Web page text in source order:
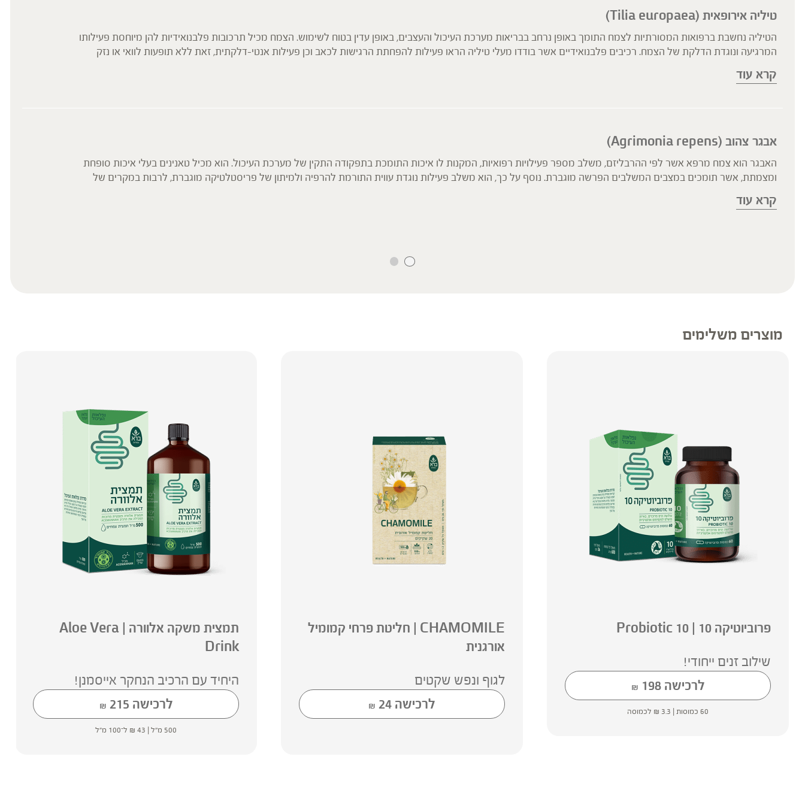
טיליה אירופאית (Tilia europaea)
הטיליה נחשבת ברפואות המסורתיות לצמח התומך באופן נרחב בבריאות מערכת העיכול והעצבים, באופן עדין בטוח לשימוש. הצמח מכיל תרכובות פלבנואידיות להן מיוחסת פעילותו
המרגיעה ונוגדת הדלקת של הצמח. רכיבים פלבנואידיים אשר בודדו מעלי טיליה הראו פעילות להפחתת הרגישות לכאב וכן פעילות אנטי-דלקתית, זאת ללא תופעות לוואי או נזק
קרא עוד
אבגר צהוב (Agrimonia repens)
האבגר הוא צמח מרפא אשר לפי ההרבליזם, משלב מספר פעילויות רפואיות, המקנות לו איכות התומכת בתפקודה התקין של מערכת העיכול. הוא מכיל טאנינים בעלי איכות סופחת
ומצמתת, אשר תומכים במצבים המשלבים הפרשה מוגברת. נוסף על כך, הוא משלב פעילות נוגדת עווית התורמת להרפיה ולמיתון של פריסטלטיקה מוגברת, לרבות במקרים של
בנוסף, לאבגר פעילות נוגדת דלקת ופעילות מעודדת התחדשות רקמות, בפרט רקמות ריריות- לנוכח תכולת רבי הסוכרים שהוא מכיל. האבגר הינו צמח עדין המתאים לשימוש
קרא עוד
מוצרים משלימים
פרוביוטיקה 10 | 10 Probiotic
שילוב זנים ייחודי!
לרכישה
₪ 198
60 כמוסות | ₪ 3.3 לכמוסה
CHAMOMILE | חליטת פרחי קמומיל
אורגנית
לגוף ונפש שקטים
לרכישה
₪ 24
תמצית משקה אלוורה | Aloe Vera
Drink
היחיד עם הרכיב הנחקר אייסמנן!
לרכישה
₪ 215
500 מ"ל | ₪ 43 ל־100 מ"ל